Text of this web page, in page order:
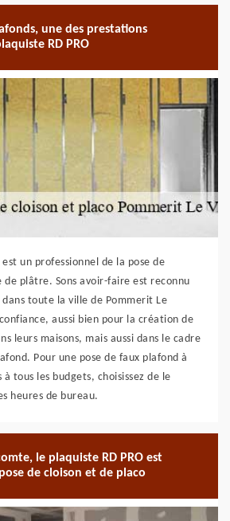
une des prestations
RD PRO
est un professionnel de la pose de
de plâtre. Sons avoir-faire est reconnu
toute la ville de Pommerit Le
aussi bien pour la création de
leurs maisons, mais aussi dans le cadre
Pour une pose de faux plafond à
à tous les budgets, choisissez de le
heures de bureau.
le plaquiste RD PRO est
de cloison et de placo